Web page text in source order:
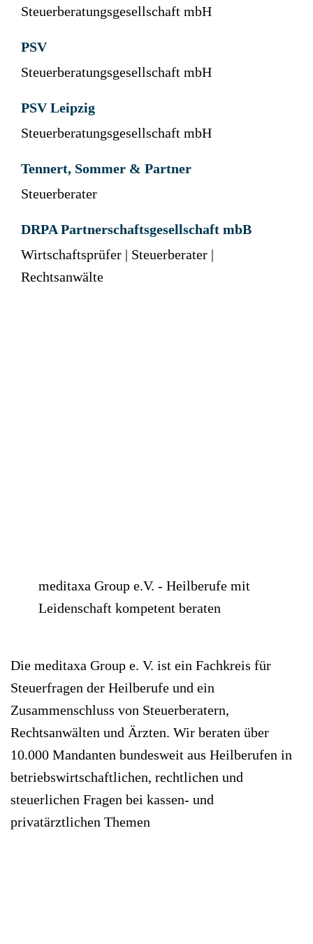
Steuerberatungsgesellschaft mbH
PSV
Steuerberatungsgesellschaft mbH
PSV Leipzig
Steuerberatungsgesellschaft mbH
Tennert, Sommer & Partner
Steuerberater
DRPA Partnerschaftsgesellschaft mbB
Wirtschaftsprüfer | Steuerberater |
Rechtsanwälte
meditaxa Group e.V. - Heilberufe mit
Leidenschaft kompetent beraten
Die meditaxa Group e. V. ist ein Fachkreis für
Steuerfragen der Heilberufe und ein
Zusammenschluss von Steuerberatern,
Rechtsanwälten und Ärzten. Wir beraten über
10.000 Mandanten bundesweit aus Heilberufen in
betriebswirtschaftlichen, rechtlichen und
steuerlichen Fragen bei kassen- und
privatärztlichen Themen